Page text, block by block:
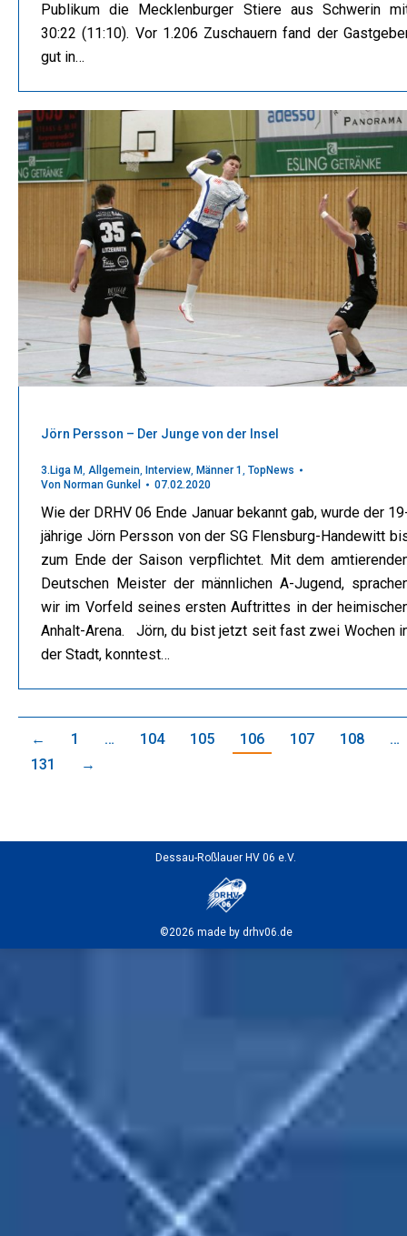
Publikum die Mecklenburger Stiere aus Schwerin
30:22 (11:10). Vor 1.206 Zuschauern fand der
gut in…
Jörn Persson – Der Junge von der Insel
3.Liga M, Allgemein, Interview, Männer 1 , TopNews
Von Norman Gunkel 07.02.2020
Wie der DRHV 06 Ende Januar bekannt gab, wurde der
jährige Jörn Persson von der SG Flensburg-Handewitt
zum Ende der Saison verpflichtet. Mit dem
Deutschen Meister der männlichen A-Jugend,
wir im Vorfeld seines ersten Auftrittes in der
Anhalt-Arena. Jörn, du bist jetzt seit fast zwei Wochen
der Stadt, konntest…
← 1 … 104 105 106 107 108
…
131
→
Dessau-Roßlauer HV 06 e.V.
©2026 made by drhv06.de